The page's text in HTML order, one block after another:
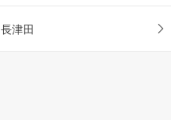
長津田